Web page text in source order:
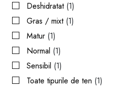
Deshidratat(1)
Gras / mixt(1)
Matur (1)
Normal (1)
Sensibil (1)
Toate tipurile de ten (1)